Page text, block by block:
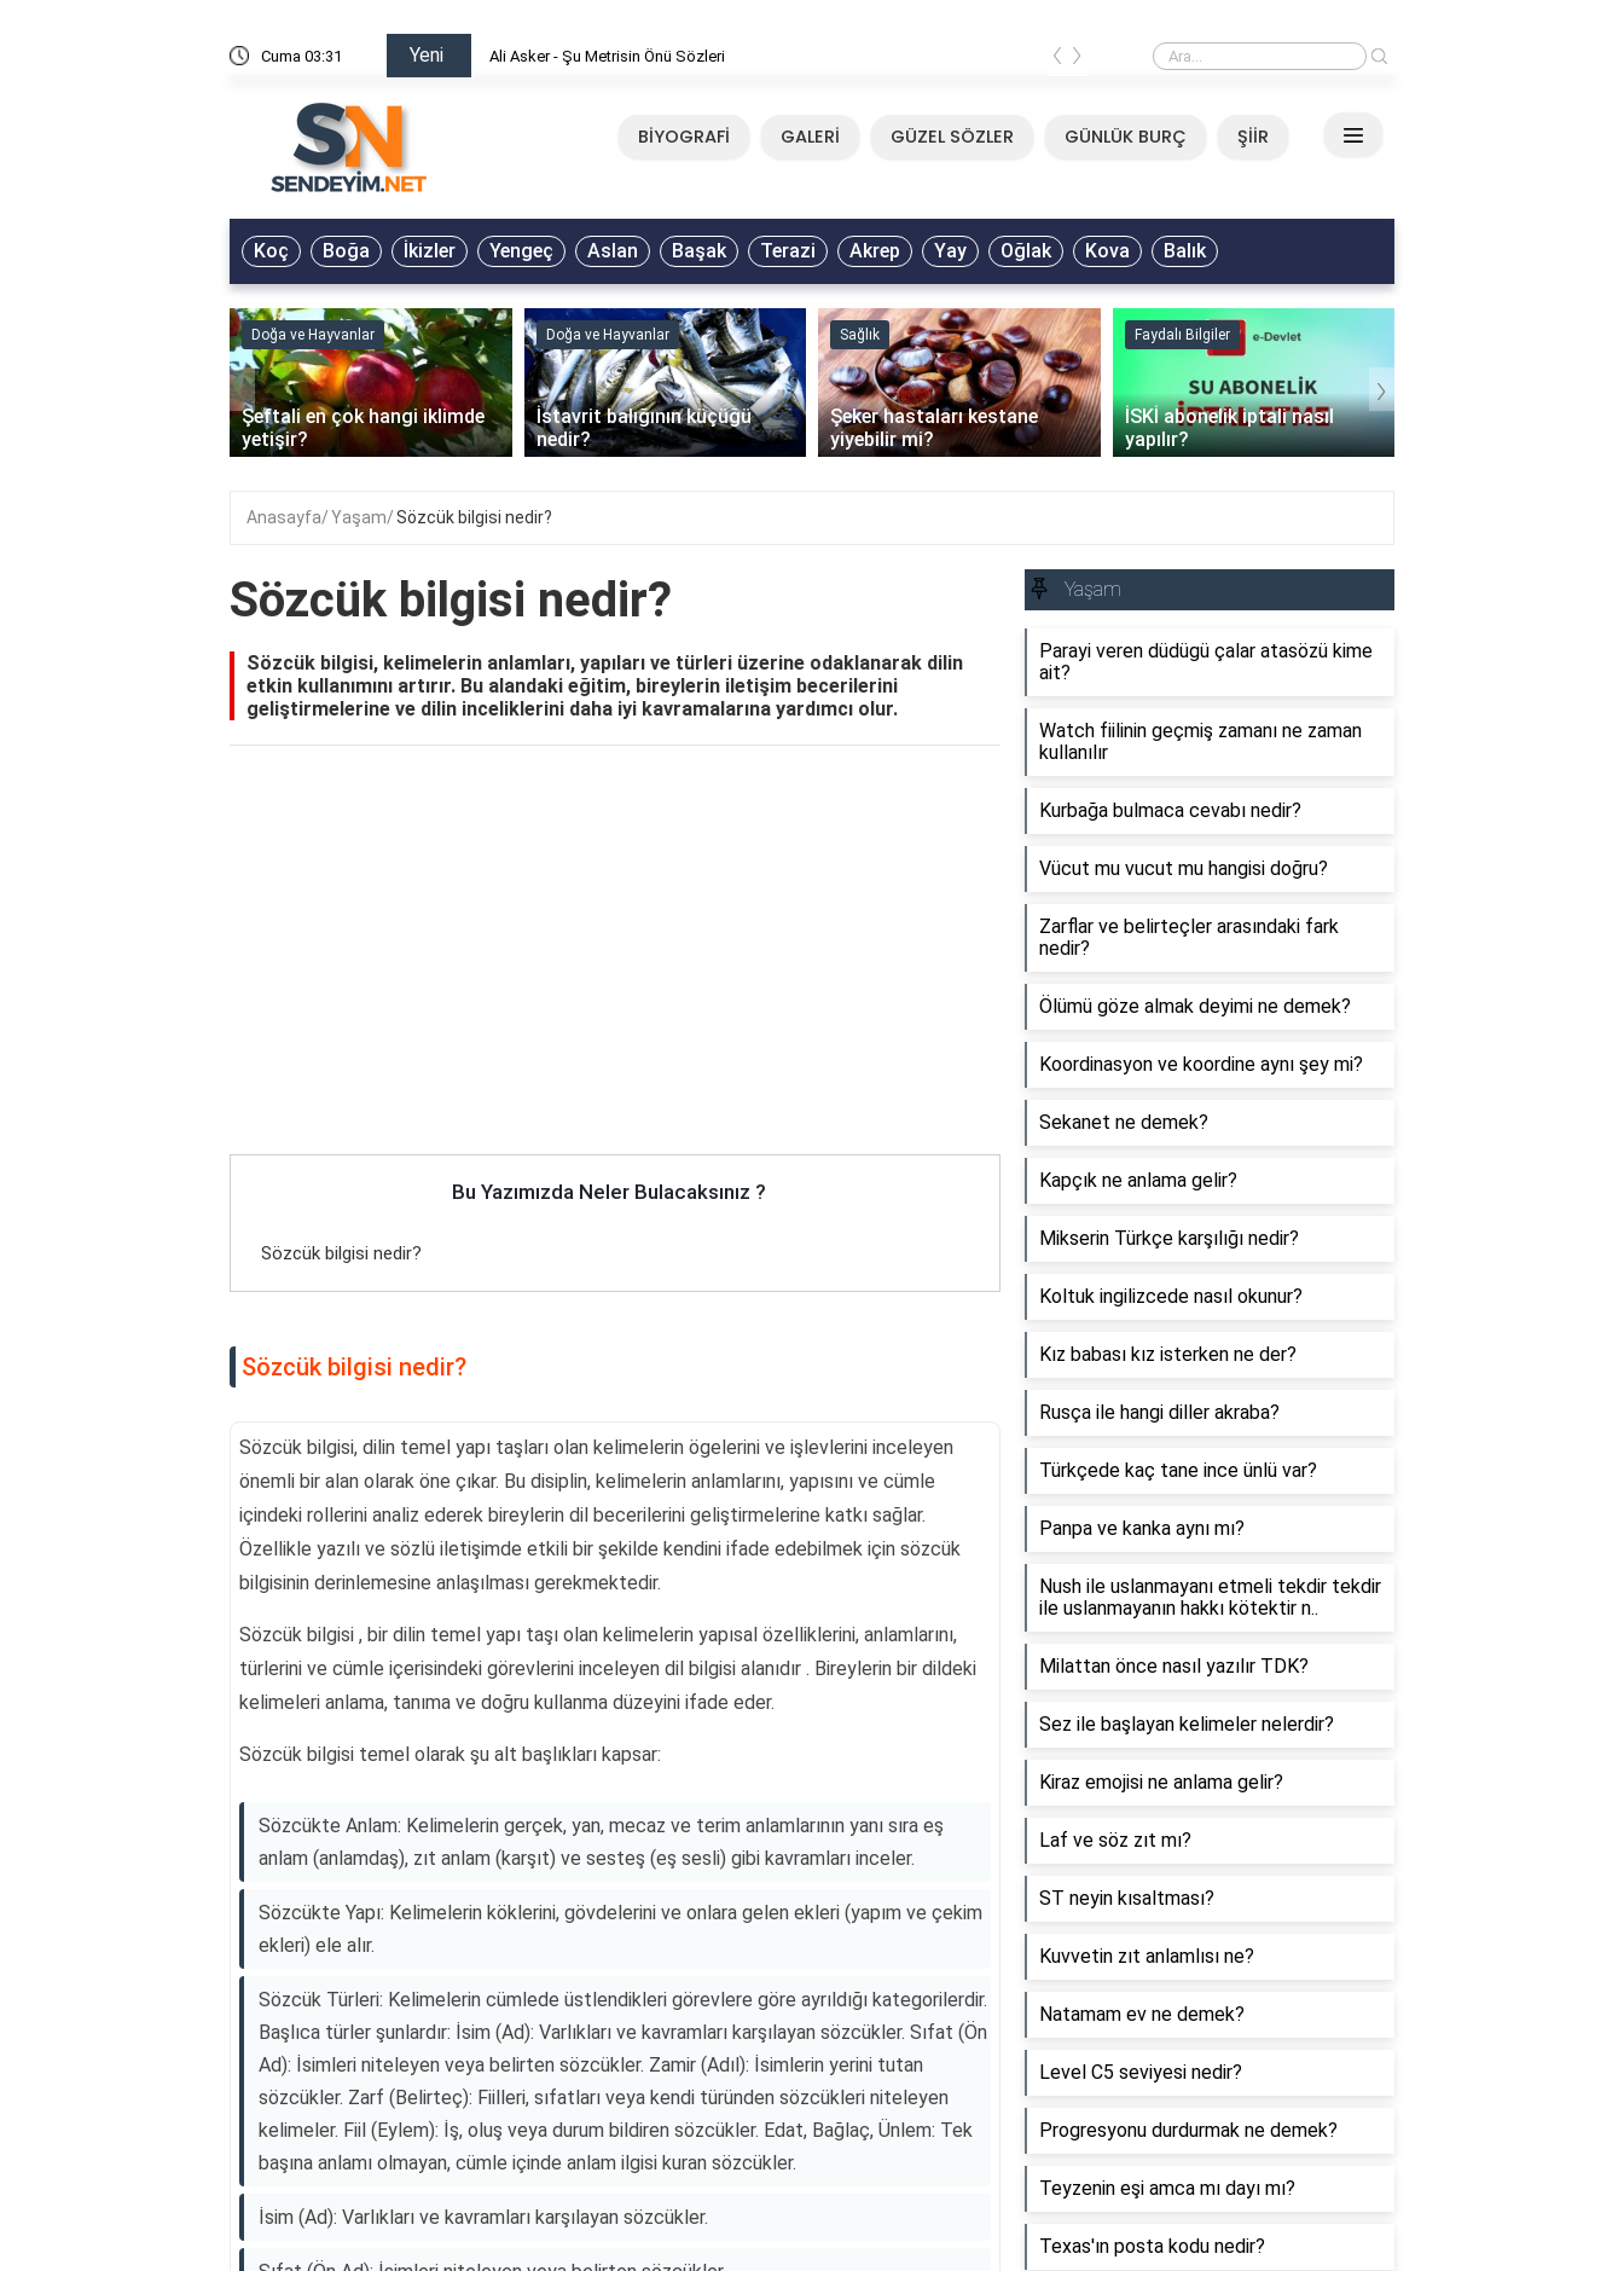
Cuma 03:31 Yeni Ali Asker - Şu Metrisin Önü Sözleri Ali Asker - Şu Metrisin Önü Sözleri
‹ ›
BİYOGRAFİ GALERİ GÜZEL SÖZLER GÜNLÜK BURÇ ŞİİR
Koç Boğa İkizler Yengeç Aslan Başak Terazi Akrep Yay Oğlak Kova Balık
Doğa ve Hayvanlar
Şeftali en çok hangi iklimde
yetişir?
Doğa ve Hayvanlar
İstavrit balığının küçüğü
nedir?
Sağlık
Şeker hastaları kestane
yiyebilir mi?
Faydalı Bilgiler
İSKİ abonelik iptali nasıl
yapılır?
‹ ›
Anasayfa Yaşam Sözcük bilgisi nedir?
Sözcük bilgisi nedir?
Sözcük bilgisi, kelimelerin anlamları, yapıları ve türleri üzerine odaklanarak dilin
etkin kullanımını artırır. Bu alandaki eğitim, bireylerin iletişim becerilerini
geliştirmelerine ve dilin inceliklerini daha iyi kavramalarına yardımcı olur.
Bu Yazımızda Neler Bulacaksınız ?
Sözcük bilgisi nedir?
Sözcük bilgisi nedir?
Sözcük bilgisi, dilin temel yapı taşları olan kelimelerin ögelerini ve işlevlerini inceleyen
önemli bir alan olarak öne çıkar. Bu disiplin, kelimelerin anlamlarını, yapısını ve cümle
içindeki rollerini analiz ederek bireylerin dil becerilerini geliştirmelerine katkı sağlar.
Özellikle yazılı ve sözlü iletişimde etkili bir şekilde kendini ifade edebilmek için sözcük
bilgisinin derinlemesine anlaşılması gerekmektedir.
Sözcük bilgisi , bir dilin temel yapı taşı olan kelimelerin yapısal özelliklerini, anlamlarını,
türlerini ve cümle içerisindeki görevlerini inceleyen dil bilgisi alanıdır . Bireylerin bir dildeki
kelimeleri anlama, tanıma ve doğru kullanma düzeyini ifade eder.
Sözcük bilgisi temel olarak şu alt başlıkları kapsar:
Sözcükte Anlam: Kelimelerin gerçek, yan, mecaz ve terim anlamlarının yanı sıra eş
anlam (anlamdaş), zıt anlam (karşıt) ve sesteş (eş sesli) gibi kavramları inceler.
Sözcükte Yapı: Kelimelerin köklerini, gövdelerini ve onlara gelen ekleri (yapım ve çekim
ekleri) ele alır.
Sözcük Türleri: Kelimelerin cümlede üstlendikleri görevlere göre ayrıldığı kategorilerdir.
Başlıca türler şunlardır: İsim (Ad): Varlıkları ve kavramları karşılayan sözcükler. Sıfat (Ön
Ad): İsimleri niteleyen veya belirten sözcükler. Zamir (Adıl): İsimlerin yerini tutan
sözcükler. Zarf (Belirteç): Fiilleri, sıfatları veya kendi türünden sözcükleri niteleyen
kelimeler. Fiil (Eylem): İş, oluş veya durum bildiren sözcükler. Edat, Bağlaç, Ünlem: Tek
başına anlamı olmayan, cümle içinde anlam ilgisi kuran sözcükler.
İsim (Ad): Varlıkları ve kavramları karşılayan sözcükler.
Yaşam
Parayi veren düdügü çalar atasözü kime
ait?
Watch fiilinin geçmiş zamanı ne zaman
kullanılır
Kurbağa bulmaca cevabı nedir?
Vücut mu vucut mu hangisi doğru?
Zarflar ve belirteçler arasındaki fark
nedir?
Ölümü göze almak deyimi ne demek?
Koordinasyon ve koordine aynı şey mi?
Sekanet ne demek?
Kapçık ne anlama gelir?
Mikserin Türkçe karşılığı nedir?
Koltuk ingilizcede nasıl okunur?
Kız babası kız isterken ne der?
Rusça ile hangi diller akraba?
Türkçede kaç tane ince ünlü var?
Panpa ve kanka aynı mı?
Nush ile uslanmayanı etmeli tekdir tekdir
ile uslanmayanın hakkı kötektir n..
Milattan önce nasıl yazılır TDK?
Sez ile başlayan kelimeler nelerdir?
Kiraz emojisi ne anlama gelir?
Laf ve söz zıt mı?
ST neyin kısaltması?
Kuvvetin zıt anlamlısı ne?
Natamam ev ne demek?
Level C5 seviyesi nedir?
Progresyonu durdurmak ne demek?
Teyzenin eşi amca mı dayı mı?
Texas'ın posta kodu nedir?